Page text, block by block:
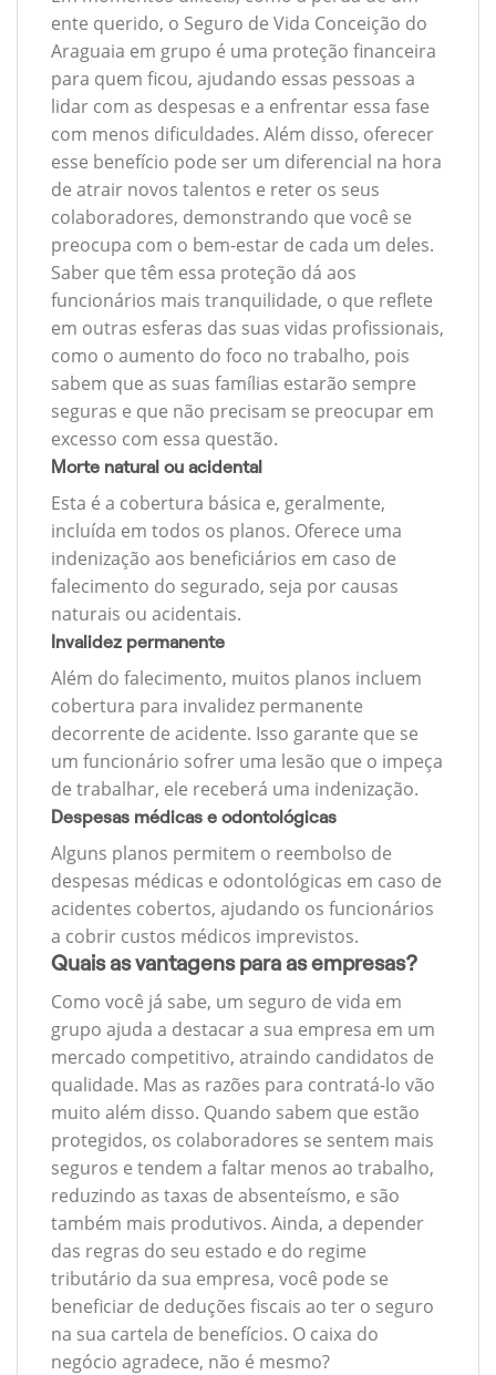
ente querido, o Seguro de Vida Conceição do
Araguaia em grupo é uma proteção financeira
para quem ficou, ajudando essas pessoas a
lidar com as despesas e a enfrentar essa fase
com menos dificuldades. Além disso, oferecer
esse benefício pode ser um diferencial na hora
de atrair novos talentos e reter os seus
colaboradores, demonstrando que você se
preocupa com o bem-estar de cada um deles.
Saber que têm essa proteção dá aos
funcionários mais tranquilidade, o que reflete
em outras esferas das suas vidas profissionais,
como o aumento do foco no trabalho, pois
sabem que as suas famílias estarão sempre
seguras e que não precisam se preocupar em
excesso com essa questão.
Morte natural ou acidental
Esta é a cobertura básica e, geralmente,
incluída em todos os planos. Oferece uma
indenização aos beneficiários em caso de
falecimento do segurado, seja por causas
naturais ou acidentais.
Invalidez permanente
Além do falecimento, muitos planos incluem
cobertura para invalidez permanente
decorrente de acidente. Isso garante que se
um funcionário sofrer uma lesão que o impeça
de trabalhar, ele receberá uma indenização.
Despesas médicas e odontológicas
Alguns planos permitem o reembolso de
despesas médicas e odontológicas em caso de
acidentes cobertos, ajudando os funcionários
a cobrir custos médicos imprevistos.
Quais as vantagens para as empresas?
Como você já sabe, um seguro de vida em
grupo ajuda a destacar a sua empresa em um
mercado competitivo, atraindo candidatos de
qualidade. Mas as razões para contratá-lo vão
muito além disso. Quando sabem que estão
protegidos, os colaboradores se sentem mais
seguros e tendem a faltar menos ao trabalho,
reduzindo as taxas de absenteísmo, e são
também mais produtivos. Ainda, a depender
das regras do seu estado e do regime
tributário da sua empresa, você pode se
beneficiar de deduções fiscais ao ter o seguro
na sua cartela de benefícios. O caixa do
negócio agradece, não é mesmo?